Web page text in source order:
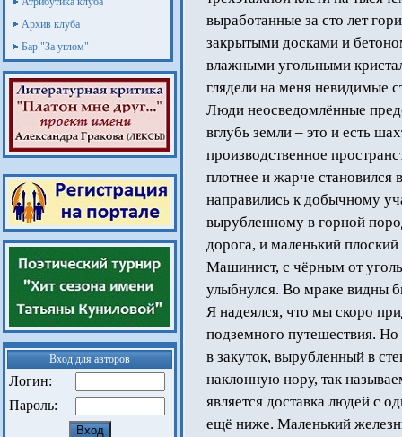
Архив клуба
Бар "За углом"
Вход для авторов
Логин:
Пароль:
выработанные за сто лет
закрытыми досками и
влажными угольными
глядели на меня невидимые
Люди неосведомлённые
вглубь земли – это и есть
производственное
плотнее и жарче
направились к добычному
вырубленному в горной
дорога, и маленький плоский
Машинист, с чёрным от
улыбнулся. Во мраке видны
Я надеялся, что мы скоро
подземного путешествия.
в закуток, вырубленный в
наклонную нору, так
является доставка людей с
ещё ниже. Маленький